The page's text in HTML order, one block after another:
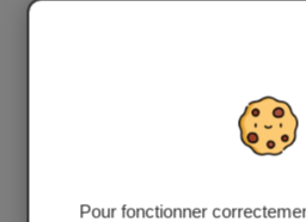
Pour fonctionner